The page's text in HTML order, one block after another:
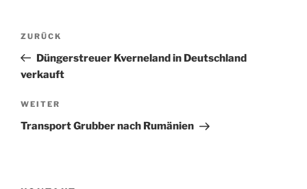
Beitragsnavigation
Vorheriger
Beitrag
ZURÜCK
Düngerstreuer Kverneland in Deutschland
verkauft
Nächster
Beitrag
WEITER
Transport Grubber nach Rumänien